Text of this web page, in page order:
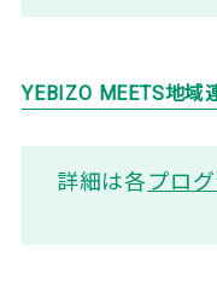
YEBIZO MEETS地域
詳細は各プロ